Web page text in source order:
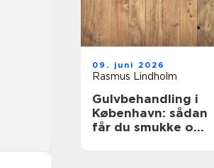
09. juni 2026
Rasmus Lindholm
Gulvbehandling i
København: sådan
får du smukke og